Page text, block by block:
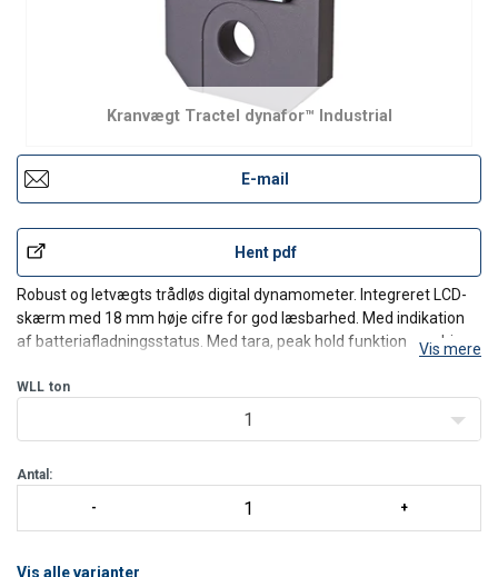
Kranvægt Tractel dynafor™ Industrial
E-mail
Hent pdf
Robust og letvægts trådløs digital dynamometer. Integreret LCD-
skærm med 18 mm høje cifre for god læsbarhed. Med indikation
af batteriafladningsstatus. Med tara, peak hold funktion, ændring
uden last eller variation (20 min.).
Vis mere
WLL ton
1
Antal:
Vis alle varianter